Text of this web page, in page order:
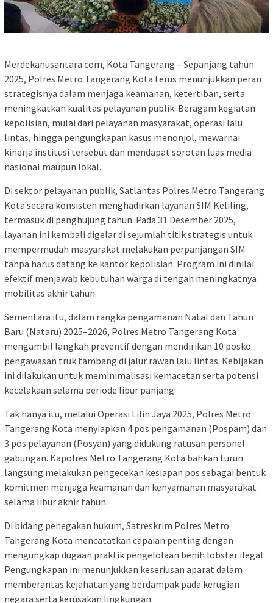
Merdekanusantara.com, Kota Tangerang – Sepanjang tahun
2025, Polres Metro Tangerang Kota terus menunjukkan peran
strategisnya dalam menjaga keamanan, ketertiban, serta
meningkatkan kualitas pelayanan publik. Beragam kegiatan
kepolisian, mulai dari pelayanan masyarakat, operasi lalu
lintas, hingga pengungkapan kasus menonjol, mewarnai
kinerja institusi tersebut dan mendapat sorotan luas media
nasional maupun lokal.
Di sektor pelayanan publik, Satlantas Polres Metro Tangerang
Kota secara konsisten menghadirkan layanan SIM Keliling,
termasuk di penghujung tahun. Pada 31 Desember 2025,
layanan ini kembali digelar di sejumlah titik strategis untuk
mempermudah masyarakat melakukan perpanjangan SIM
tanpa harus datang ke kantor kepolisian. Program ini dinilai
efektif menjawab kebutuhan warga di tengah meningkatnya
mobilitas akhir tahun.
Sementara itu, dalam rangka pengamanan Natal dan Tahun
Baru (Nataru) 2025–2026, Polres Metro Tangerang Kota
mengambil langkah preventif dengan mendirikan 10 posko
pengawasan truk tambang di jalur rawan lalu lintas. Kebijakan
ini dilakukan untuk meminimalisasi kemacetan serta potensi
kecelakaan selama periode libur panjang.
Tak hanya itu, melalui Operasi Lilin Jaya 2025, Polres Metro
Tangerang Kota menyiapkan 4 pos pengamanan (Pospam) dan
3 pos pelayanan (Posyan) yang didukung ratusan personel
gabungan. Kapolres Metro Tangerang Kota bahkan turun
langsung melakukan pengecekan kesiapan pos sebagai bentuk
komitmen menjaga keamanan dan kenyamanan masyarakat
selama libur akhir tahun.
Di bidang penegakan hukum, Satreskrim Polres Metro
Tangerang Kota mencatatkan capaian penting dengan
mengungkap dugaan praktik pengelolaan benih lobster ilegal.
Pengungkapan ini menunjukkan keseriusan aparat dalam
memberantas kejahatan yang berdampak pada kerugian
negara serta kerusakan lingkungan.